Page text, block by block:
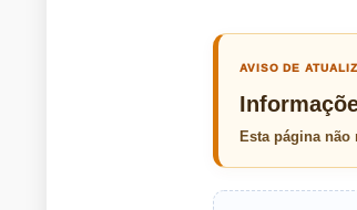
AVISO DE
Esta página